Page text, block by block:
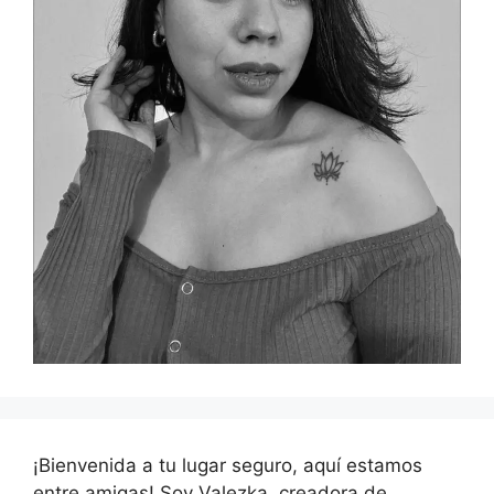
¡Bienvenida a tu lugar seguro, aquí estamos